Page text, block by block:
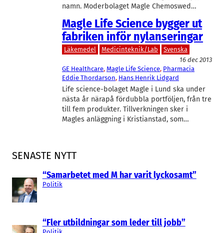
SENASTE NYTT
“Samarbetet med M har varit lyckosamt”
Politik
“Fler utbildningar som leder till jobb”
namn. Moderbolaget Magle Chemoswed…
Magle Life Science bygger ut
fabriken inför nylanseringar
Läkemedel Medicinteknik/Lab
Svenska
16 dec 2013
GE Healthcare, Magle Life Science, Pharmacia
Eddie Thordarson, Hans Henrik Lidgard
Life science-bolaget Magle i Lund ska under
nästa år närapå fördubbla portföljen, från tre
till fem produkter. Tillverkningen sker i
Magles anläggning i Kristianstad, som…